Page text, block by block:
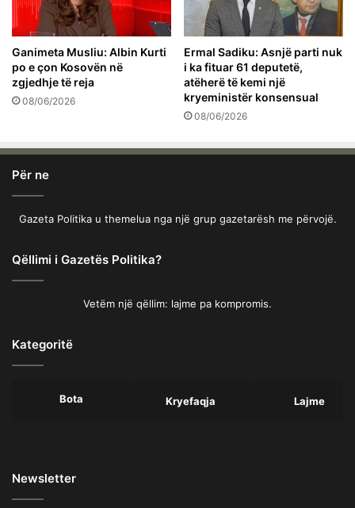
Ganimeta Musliu: Albin Kurti
po e çon Kosovën në
zgjedhje të reja
08/06/2026
Ermal Sadiku: Asnjë parti nuk
i ka fituar 61 deputetë,
atëherë të kemi një
kryeministër konsensual
08/06/2026
Për ne
Gazeta Politika u themelua nga një grup gazetarësh me përvojë.
Qëllimi i Gazetës Politika?
Vetëm një qëllim: lajme pa kompromis.
Kategoritë
Bota Kryefaqja Lajme
Newsletter